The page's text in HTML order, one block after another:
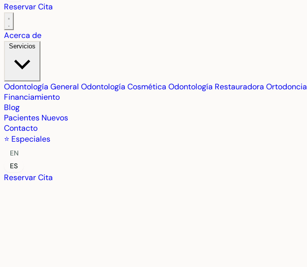
Reservar Cita
Acerca de
Servicios
Odontología General Odontología Cosmética Odontología Restauradora Ortodoncia
Financiamiento
Blog
Pacientes Nuevos
Contacto
⭐ Especiales
EN
ES
Reservar Cita